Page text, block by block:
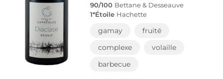
90/100 Bettane & Desseauve
1*Étoile Hachette
gamay
fruité
complexe
volaille
barbecue